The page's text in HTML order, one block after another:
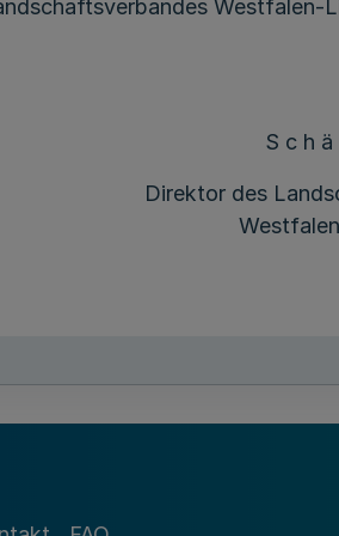
S c h
Direktor des